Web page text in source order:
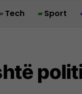
Tech Sport